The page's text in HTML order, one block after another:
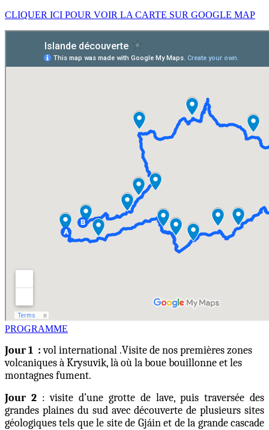
CLIQUER ICI POUR VOIR LA CARTE SUR GOOGLE MAP
PROGRAMME
Jour 1 :volinternational .Visite de nos premières zones
volcaniques à Krysuvik, là où la boue bouillonne et les
montagnes fument.
Jour 2: visite d’une grotte de lave, puis traversée des
grandes plaines du sud avec découverte de plusieurs sites
géologiques tels que le site de Gjáin et de la grande cascade